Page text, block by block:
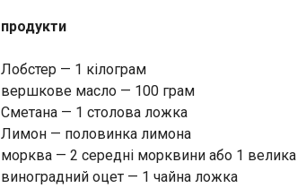
продукти
Лобстер — 1 кілограм
вершкове масло — 100 грам
Сметана — 1 столова ложка
Лимон — половинка лимона
морква — 2 середні морквини або 1 велика
виноградний оцет — 1 чайна ложка